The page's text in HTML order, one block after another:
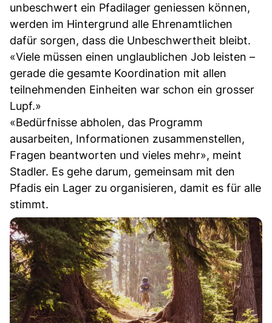
unbeschwert ein Pfadilager geniessen können,
werden im Hintergrund alle Ehrenamtlichen
dafür sorgen, dass die Unbeschwertheit bleibt.
«Viele müssen einen unglaublichen Job leisten –
gerade die gesamte Koordination mit allen
teilnehmenden Einheiten war schon ein grosser
Lupf.»
«Bedürfnisse abholen, das Programm
ausarbeiten, Informationen zusammenstellen,
Fragen beantworten und vieles mehr», meint
Stadler. Es gehe darum, gemeinsam mit den
Pfadis ein Lager zu organisieren, damit es für alle
stimmt.